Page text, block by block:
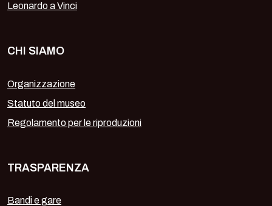
Leonardo a Vinci
CHI SIAMO
Organizzazione
Statuto del museo
Regolamento per le riproduzioni
TRASPARENZA
Bandi e gare